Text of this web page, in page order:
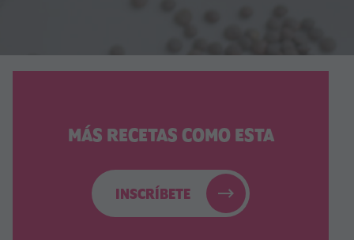
MÁS RECETAS COMO ESTA
INSCRÍBETE